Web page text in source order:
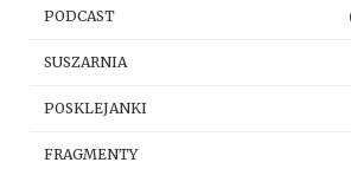
PODCAST
SUSZARNIA
POSKLEJANKI
FRAGMENTY